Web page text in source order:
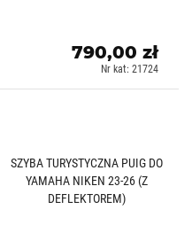
790,00 zł
Nr kat: 21724
SZYBA TURYSTYCZNA PUIG DO
YAMAHA NIKEN 23-26 (Z
DEFLEKTOREM)